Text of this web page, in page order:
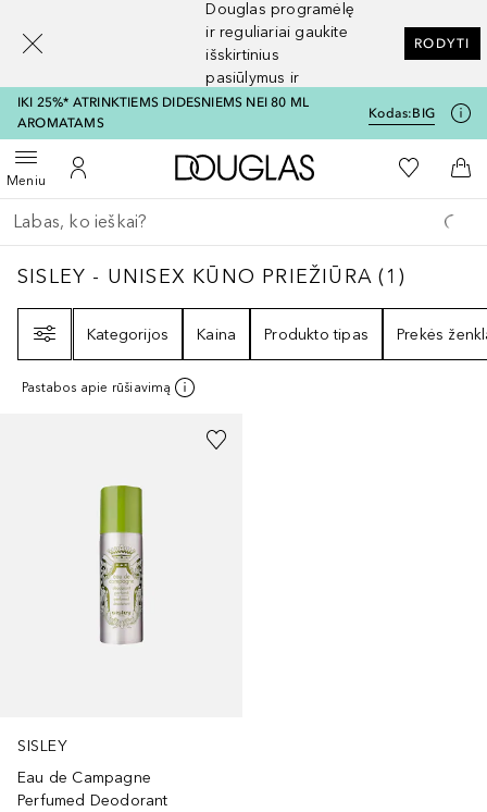
Douglas programėlę
ir reguliariai gaukite
išskirtinius
pasiūlymus ir
nuolaidas
RODYTI
IKI 25%* ATRINKTIEMS DIDESNIEMS NEI 80 ML
AROMATAMS
Kodas:BIG
MeniuAtidaryti meniuĮ mano paskyrą
Į Douglas pagrindinį
Į mano
Į
Grįžk atgal
Vykdykite paiešką
SISLEY - UNISEX KŪNO PRIEŽIŪRA 1
SISLEY - UNISEX KŪNO PRIEŽIŪRA (1 )
Kategorijos
Kaina Produkto tipas Prekės
Pastabos apie rūšiavimą
SISLEY
Eau de Campagne
Perfumed Deodorant
[navigation.slideout.screenreader]